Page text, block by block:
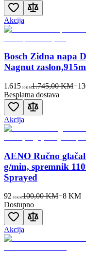
Akcija
Bosch Zidna napa
Nagnut
1.615 00KM1.745,00 KM−
Besplatna dostava
Akcija
AENO Ručno
g/min, spremnik
Sprayed
92 50KM100,00 KM−8KM
Dostupno
Akcija